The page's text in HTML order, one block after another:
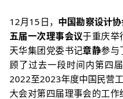
12月15日， 中国勘察设计
五届一次理事会议于重庆举
天华集团党委书记章静参与
顾了过去一段时间内第四
2022至2023年度中国民营
大会对第四届理事会的工